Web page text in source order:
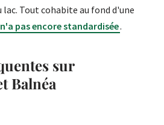
lac. Tout cohabite au fond d'une
pas encore standardisée.
sur
Balnéa